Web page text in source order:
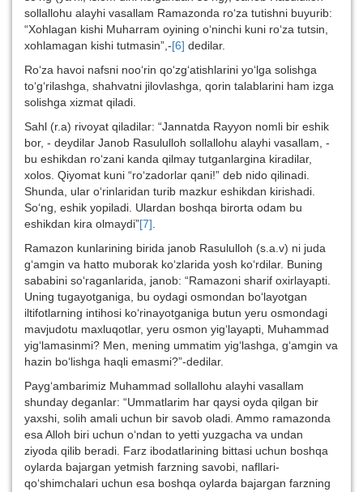
sollallohu alayhi vasallam Ramazonda ro‘za tutishni buyurib:
“Xohlagan kishi Muharram oyining o‘ninchi kuni ro‘za tutsin,
xohlamagan kishi tutmasin”,-[6] dedilar.
Ro‘za havoi nafsni noo‘rin qo‘zg‘atishlarini yo‘lga solishga
to‘g‘rilashga, shahvatni jilovlashga, qorin talablarini ham izga
solishga xizmat qiladi.
Sahl (r.a) rivoyat qiladilar: “Jannatda Rayyon nomli bir eshik
bor, - deydilar Janob Rasululloh sollallohu alayhi vasallam, -
bu eshikdan ro‘zani kanda qilmay tutganlargina kiradilar,
xolos. Qiyomat kuni “ro‘zadorlar qani!” deb nido qilinadi.
Shunda, ular o‘rinlaridan turib mazkur eshikdan kirishadi.
So‘ng, eshik yopiladi. Ulardan boshqa birorta odam bu
eshikdan kira olmaydi”[7]
Ramazon kunlarining birida janob Rasululloh (s.a.v) ni juda
g‘amgin va hatto muborak ko‘zlarida yosh ko‘rdilar. Buning
sababini so‘raganlarida, janob: “Ramazoni sharif oxirlayapti.
Uning tugayotganiga, bu oydagi osmondan bo‘layotgan
iltifotlarning intihosi ko‘rinayotganiga butun yeru osmondagi
mavjudotu maxluqotlar, yeru osmon yig‘layapti, Muhammad
yig‘lamasinmi? Men, mening ummatim yig‘lashga, g‘amgin va
hazin bo‘lishga haqli emasmi?”-dedilar.
Payg‘ambarimiz Muhammad sollallohu alayhi vasallam
shunday deganlar: “Ummatlarim har qaysi oyda qilgan bir
yaxshi, solih amali uchun bir savob oladi. Ammo ramazonda
esa Alloh biri uchun o‘ndan to yetti yuzgacha va undan
ziyoda qilib beradi. Farz ibodatlarining bittasi uchun boshqa
oylarda bajargan yetmish farzning savobi, nafllari-
qo‘shimchalari uchun esa boshqa oylarda bajargan farzning